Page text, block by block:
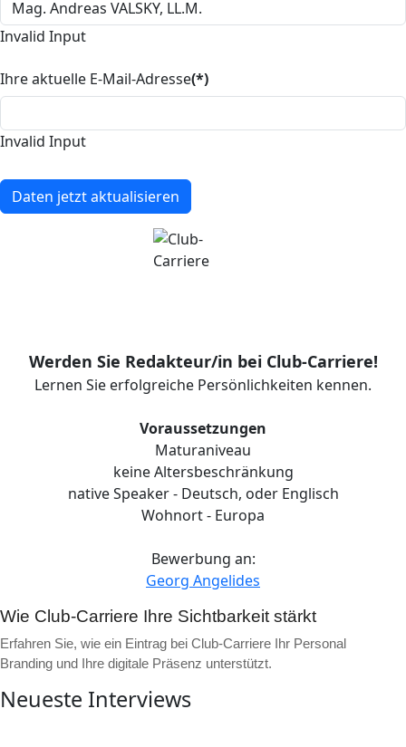
Invalid Input
Ihre aktuelle E-Mail-Adresse(*)
Invalid Input
Daten jetzt aktualisieren
Werden Sie Redakteur/in bei Club-Carriere!
Lernen Sie erfolgreiche Persönlichkeiten kennen.
Voraussetzungen
Maturaniveau
keine Altersbeschränkung
native Speaker - Deutsch, oder Englisch
Wohnort - Europa
Bewerbung an:
Georg Angelides
Wie Club-Carriere Ihre Sichtbarkeit stärkt
Erfahren Sie, wie ein Eintrag bei Club-Carriere Ihr Personal
Branding und Ihre digitale Präsenz unterstützt.
▶
Neueste Interviews